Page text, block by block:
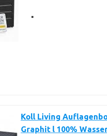
Koll Living
Graphit l 100%